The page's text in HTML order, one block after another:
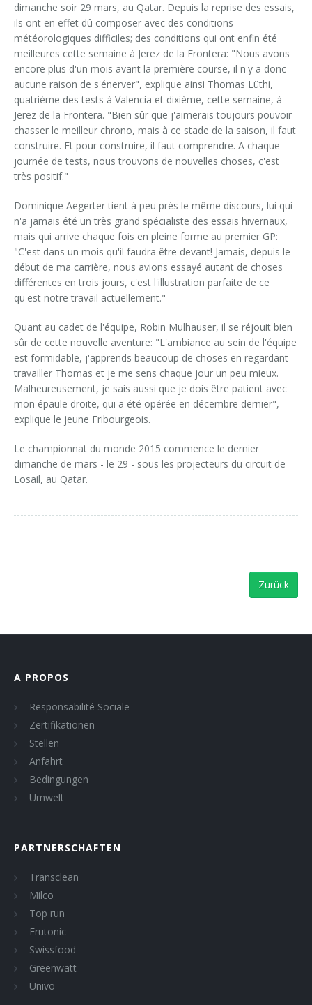
dimanche soir 29 mars, au Qatar. Depuis la reprise des essais,
ils ont en effet dû composer avec des conditions
météorologiques difficiles; des conditions qui ont enfin été
meilleures cette semaine à Jerez de la Frontera: "Nous avons
encore plus d'un mois avant la première course, il n'y a donc
aucune raison de s'énerver", explique ainsi Thomas Lüthi,
quatrième des tests à Valencia et dixième, cette semaine, à
Jerez de la Frontera. "Bien sûr que j'aimerais toujours pouvoir
chasser le meilleur chrono, mais à ce stade de la saison, il faut
construire. Et pour construire, il faut comprendre. A chaque
journée de tests, nous trouvons de nouvelles choses, c'est
très positif."
Dominique Aegerter tient à peu près le même discours, lui qui
n'a jamais été un très grand spécialiste des essais hivernaux,
mais qui arrive chaque fois en pleine forme au premier GP:
"C'est dans un mois qu'il faudra être devant! Jamais, depuis le
début de ma carrière, nous avions essayé autant de choses
différentes en trois jours, c'est l'illustration parfaite de ce
qu'est notre travail actuellement."
Quant au cadet de l'équipe, Robin Mulhauser, il se réjouit bien
sûr de cette nouvelle aventure: "L'ambiance au sein de l'équipe
est formidable, j'apprends beaucoup de choses en regardant
travailler Thomas et je me sens chaque jour un peu mieux.
Malheureusement, je sais aussi que je dois être patient avec
mon épaule droite, qui a été opérée en décembre dernier",
explique le jeune Fribourgeois.
Le championnat du monde 2015 commence le dernier
dimanche de mars - le 29 - sous les projecteurs du circuit de
Losail, au Qatar.
Zurück
A PROPOS
Responsabilité Sociale
Zertifikationen
Stellen
Anfahrt
Bedingungen
Umwelt
PARTNERSCHAFTEN
Transclean
Milco
Top run
Frutonic
Swissfood
Greenwatt
Univo